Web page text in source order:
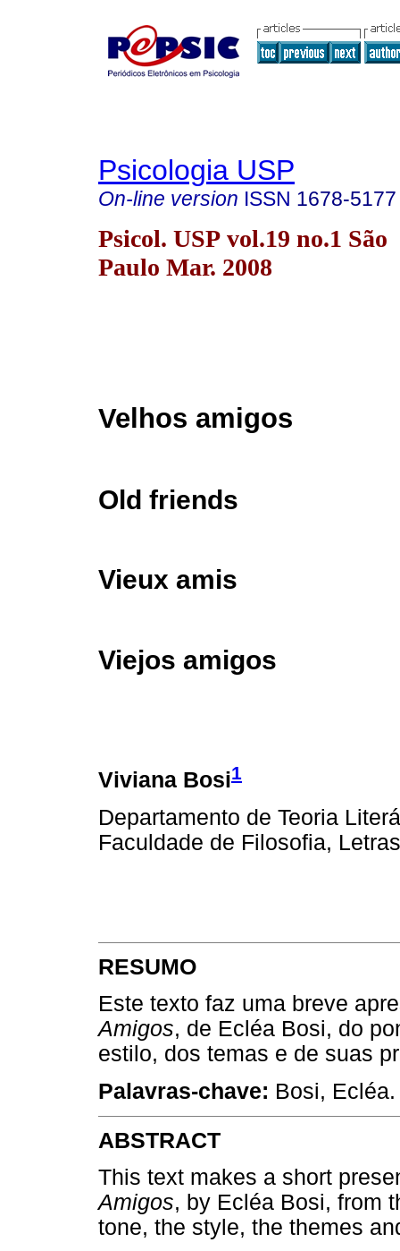
Psicologia USP
On-line version ISSN 1678-5177
Psicol. USP vol.19 no.1 São
Paulo Mar. 2008
Velhos amigos
Old friends
Vieux amis
Viejos amigos
Viviana Bosi1
Departamento de Teoria
Faculdade de Filosofia,
RESUMO
Este texto faz uma breve
Amigos, de Ecléa Bosi, do
estilo, dos temas e de suas
Palavras-chave: Bosi,
ABSTRACT
This text makes a short
Amigos, by Ecléa Bosi, from
tone, the style, the themes